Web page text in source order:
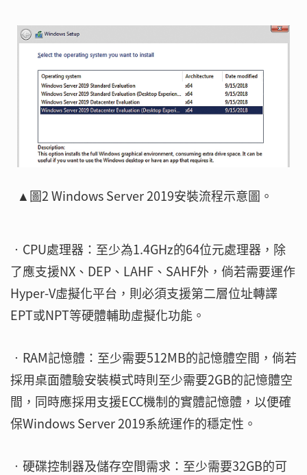
▲圖2 Windows Server 2019安裝流程示意圖。
‧CPU處理器：至少為1.4GHz的64位元處理器，除
了應支援NX、DEP、LAHF、SAHF外，倘若需要運作
Hyper-V虛擬化平台，則必須支援第二層位址轉譯
EPT或NPT等硬體輔助虛擬化功能。
‧RAM記憶體：至少需要512MB的記憶體空間，倘若
採用桌面體驗安裝模式時則至少需要2GB的記憶體空
間，同時應採用支援ECC機制的實體記憶體，以便確
保Windows Server 2019系統運作的穩定性。
‧硬碟控制器及儲存空間需求：至少需要32GB的可